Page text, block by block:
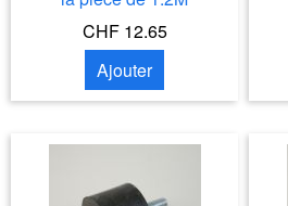
CHF 12.65
Ajouter